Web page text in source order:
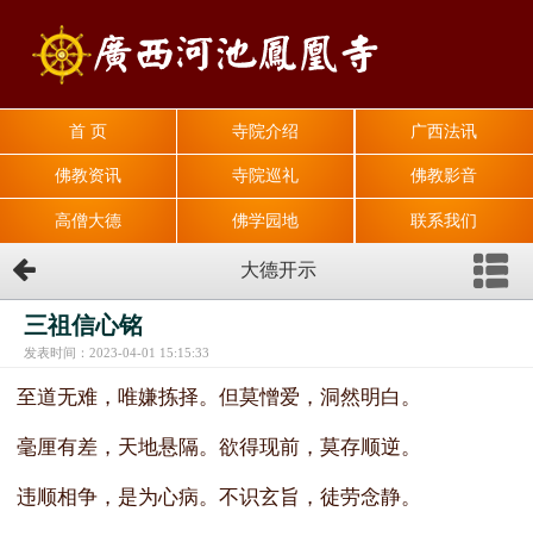
首 页 寺院介绍 广西法讯
佛教资讯 寺院巡礼 佛教影音
高僧大德 佛学园地 联系我们
大德开示
三祖信心铭
发表时间：2023-04-01 15:15:33
至道无难，唯嫌拣择。但莫憎爱，洞然明白。
毫厘有差，天地悬隔。欲得现前，莫存顺逆。
违顺相争，是为心病。不识玄旨，徒劳念静。